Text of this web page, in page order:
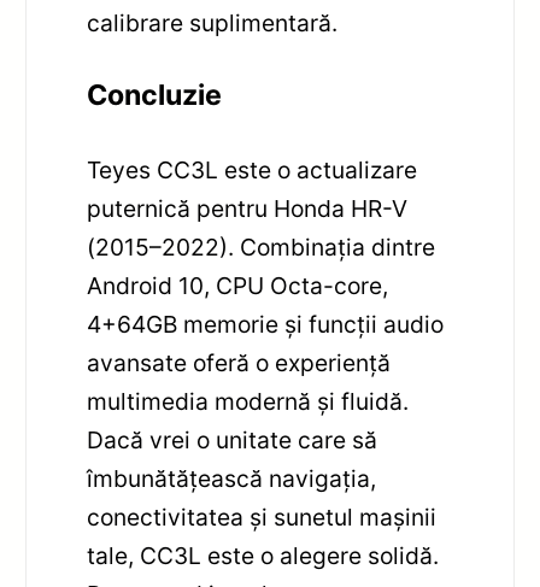
calibrare suplimentară.
Concluzie
Teyes CC3L este o actualizare
puternică pentru Honda HR-V
(2015–2022). Combinația dintre
Android 10, CPU Octa-core,
4+64GB memorie și funcții audio
avansate oferă o experiență
multimedia modernă și fluidă.
Dacă vrei o unitate care să
îmbunătățească navigația,
conectivitatea și sunetul mașinii
tale, CC3L este o alegere solidă.